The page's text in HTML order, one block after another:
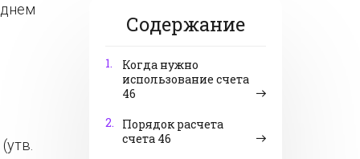
Содержание
1.
Когда нужно
использование счета
46
2.
Порядок расчета
счета 46